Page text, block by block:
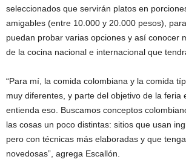
seleccionados que servirán platos en
amigables (entre 10.000 y 20.000 pesos),
puedan probar varias opciones y así conocer
de la cocina nacional e internacional que
“Para mí, la comida colombiana y la comida
muy diferentes, y parte del objetivo de la feria
entienda eso. Buscamos conceptos
las cosas un poco distintas: sitios que usan
pero con técnicas más elaboradas y que
novedosas”, agrega Escallón.